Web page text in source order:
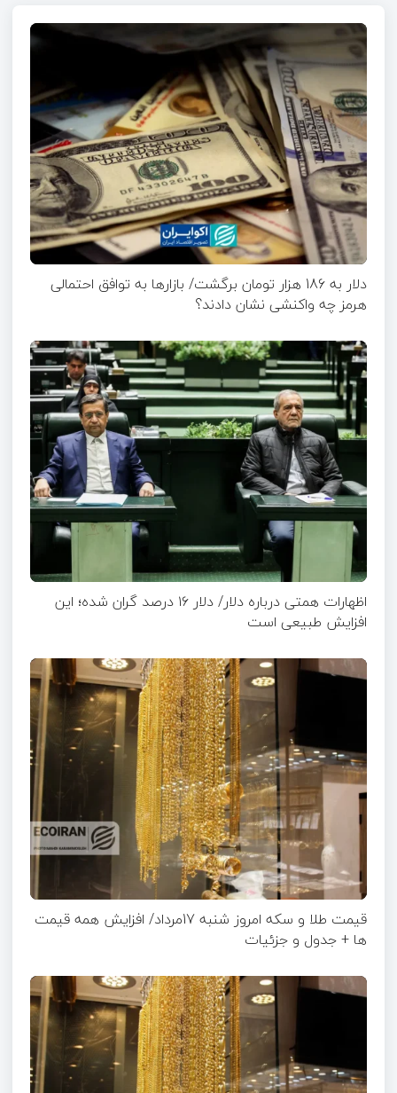
دلار به 186 هزار تومان برگشت/ بازارها به توافق احتمالی
هرمز چه واکنشی نشان دادند؟
اظهارات همتی درباره دلار/ دلار ۱۶ درصد گران شده؛ این
افزایش طبیعی است
قیمت طلا و سکه امروز شنبه 17مرداد/ افزایش همه قیمت
ها + جدول و جزئیات